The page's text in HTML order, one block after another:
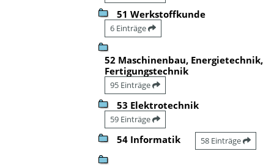
51 Werkstoffkunde
6 Einträge
52 Maschinenbau, Energietechnik,
Fertigungstechnik
95 Einträge
53 Elektrotechnik
59 Einträge
54 Informatik 58 Einträge